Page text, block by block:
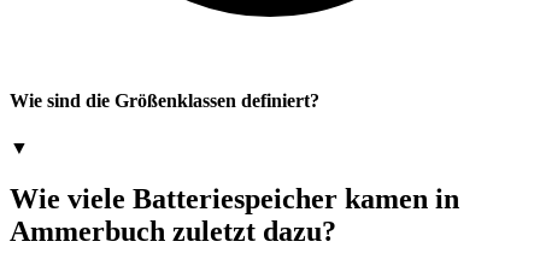
Wie sind die Größenklassen definiert?
▼
Wie viele Batteriespeicher kamen in
Ammerbuch zuletzt dazu?